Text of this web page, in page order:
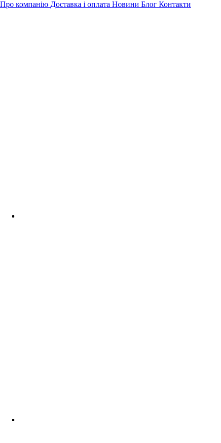
Про компанію Доставка і оплата Новини Блог Контакти